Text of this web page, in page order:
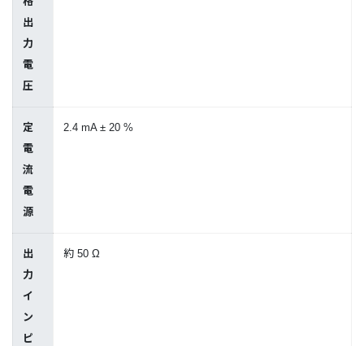
出
力
電
圧
定
電
流
電
源
2.4 mA ± 20 %
出
力
イ
ン
ピ
約 50 Ω